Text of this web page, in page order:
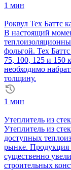
1 мин
Роквул Тех Баттс
В настоящий
фольгой. Тех
75, 100, 125 и 150
необходимо
толщину.
1 мин
Утеплитель из
Утеплитель из
доступных
рынке. Продукция
существенно
строительных